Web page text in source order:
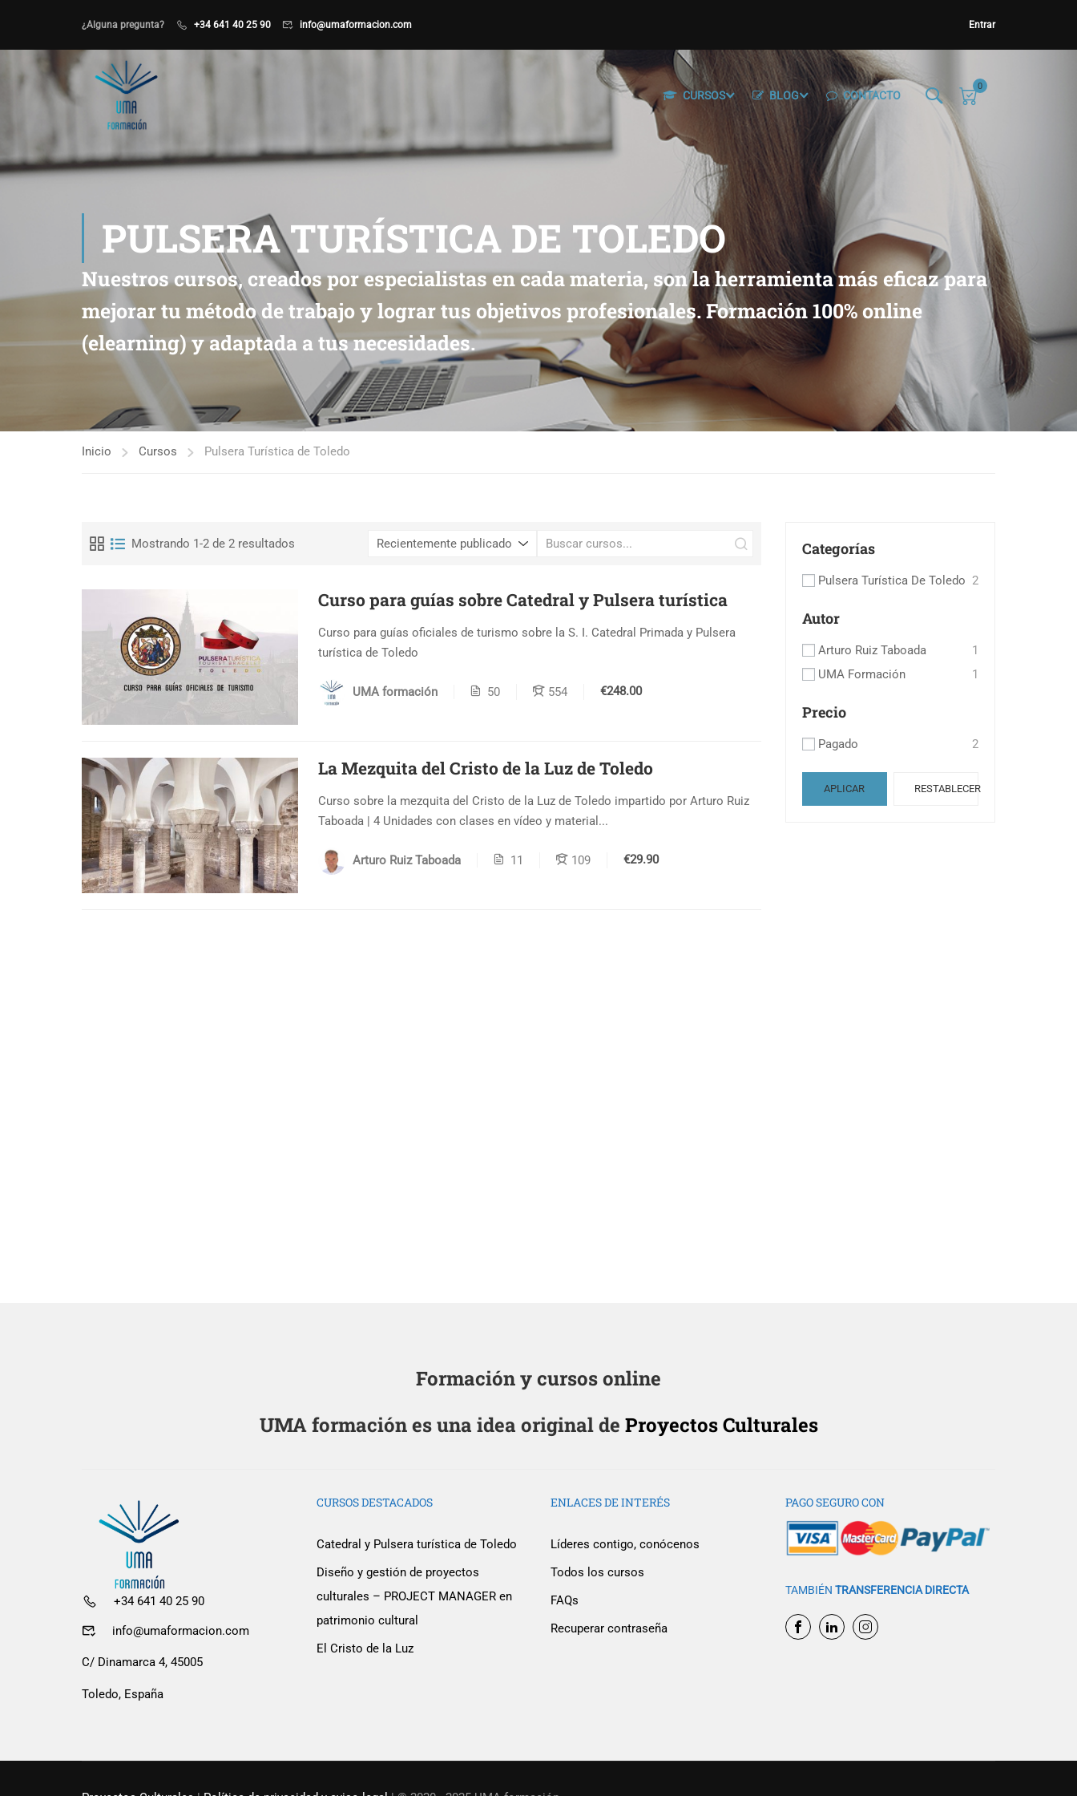
¿Alguna pregunta? +34 641 40 25 90 info@umaformacion.com Entrar
CURSOS BLOG CONTACTO
0
PULSERA TURÍSTICA DE TOLEDO
Nuestros cursos, creados por especialistas en cada materia, son la herramienta más eficaz para
mejorar tu método de trabajo y lograr tus objetivos profesionales. Formación 100% online
(elearning) y adaptada a tus necesidades.
Inicio Cursos Pulsera Turística de Toledo
Mostrando 1-2 de 2 resultados
Curso para guías sobre Catedral y Pulsera turística
Curso para guías oficiales de turismo sobre la S. I. Catedral Primada y Pulsera
turística de Toledo
UMA formación 50 554 €248.00
La Mezquita del Cristo de la Luz de Toledo
Curso sobre la mezquita del Cristo de la Luz de Toledo impartido por Arturo Ruiz
Taboada | 4 Unidades con clases en vídeo y material...
Arturo Ruiz Taboada 11 109 €29.90
Categorías
Pulsera Turística De Toledo 2
Autor
Arturo Ruiz Taboada
1
UMA Formación
1
Precio
Pagado 2
APLICAR RESTABLECER
Formación y cursos online
UMA formación es una idea original de Proyectos Culturales
+34 641 40 25 90
info@umaformacion.com
C/ Dinamarca 4, 45005
Toledo, España
CURSOS DESTACADOS
Catedral y Pulsera turística de Toledo
Diseño y gestión de proyectos
culturales – PROJECT MANAGER en
patrimonio cultural
El Cristo de la Luz
ENLACES DE INTERÉS
Líderes contigo, conócenos
Todos los cursos
FAQs
Recuperar contraseña
PAGO SEGURO CON
TAMBIÉN TRANSFERENCIA DIRECTA
¿Quieres ser un educador con UMA formación?